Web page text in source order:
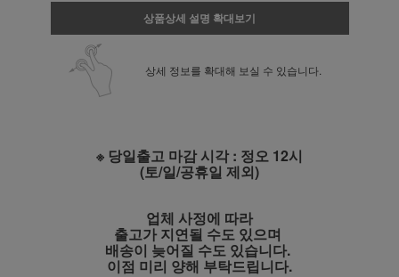
상품상세 설명 확대보기
상세 정보를 확대해 보실 수 있습니다.
※ 당일출고 마감 시각 : 정오 12시
(토/일/공휴일 제외)
업체 사정에 따라
출고가 지연될 수도 있으며
배송이 늦어질 수도 있습니다.
이점 미리 양해 부탁드립니다.